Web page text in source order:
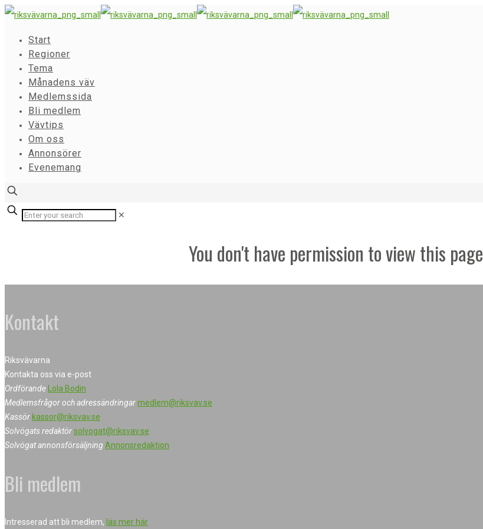
Start
Regioner
Tema
Månadens väv
Medlemssida
Bli medlem
Vävtips
Om oss
Annonsörer
Evenemang
✕
You don't have permission to view this page
Kontakt
Riksvävarna
Kontakta oss via e-post
Ordförande
Lola Bodin
Medlemsfrågor och adressändringarmedlem@riksvav.se
Kassör kassor@riksvav.se
Solvögats redaktörsolvogat@riksvav.se
Solvögat annonsförsäljning Annonsredaktion
Bli medlem
Intresserad att bli medlem, läs mer här